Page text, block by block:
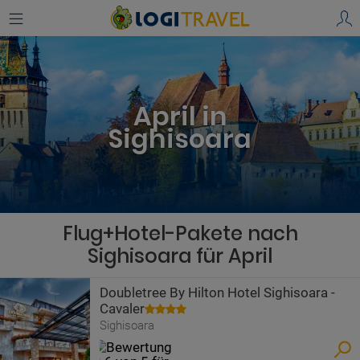
April in
Sighisoara
Flug+Hotel-Pakete nach
Sighisoara für April
Doubletree By Hilton Hotel Sighisoara -
Cavaler
Sighisoara